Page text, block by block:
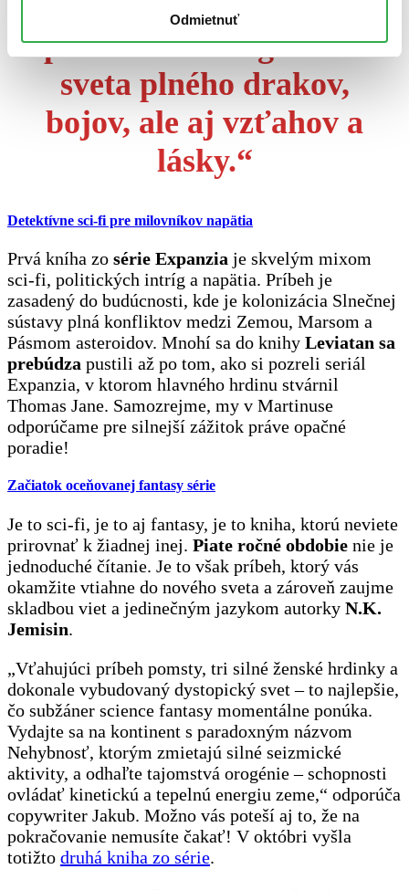
Odmietnuť
ponoríte do magického
sveta plného drakov,
bojov, ale aj vzťahov a
lásky.“
Detektívne sci-fi pre milovníkov napätia
Prvá kníha zo série Expanzia je skvelým mixom
sci-fi, politických intríg a napätia. Príbeh je
zasadený do budúcnosti, kde je kolonizácia Slnečnej
sústavy plná konfliktov medzi Zemou, Marsom a
Pásmom asteroidov. Mnohí sa do knihy Leviatan sa
prebúdza pustili až po tom, ako si pozreli seriál
Expanzia, v ktorom hlavného hrdinu stvárnil
Thomas Jane. Samozrejme, my v Martinuse
odporúčame pre silnejší zážitok práve opačné
poradie!
Začiatok oceňovanej fantasy série
Je to sci-fi, je to aj fantasy, je to kniha, ktorú neviete
prirovnať k žiadnej inej. Piate ročné obdobie nie je
jednoduché čítanie. Je to však príbeh, ktorý vás
okamžite vtiahne do nového sveta a zároveň zaujme
skladbou viet a jedinečným jazykom autorky N.K.
Jemisin.
„Vťahujúci príbeh pomsty, tri silné ženské hrdinky a
dokonale vybudovaný dystopický svet – to najlepšie,
čo subžáner science fantasy momentálne ponúka.
Vydajte sa na kontinent s paradoxným názvom
Nehybnosť, ktorým zmietajú silné seizmické
aktivity, a odhaľte tajomstvá orogénie – schopnosti
ovládať kinetickú a tepelnú energiu zeme,“ odporúča
copywriter Jakub. Možno vás poteší aj to, že na
pokračovanie nemusíte čakať! V októbri vyšla
totižto druhá kniha zo série.